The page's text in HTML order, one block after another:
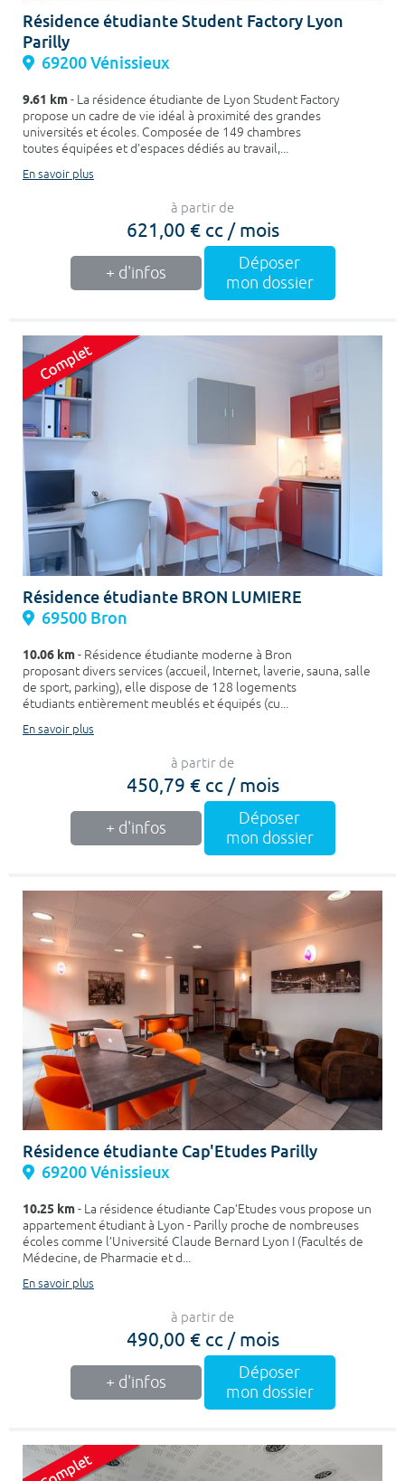
Résidence étudiante Student Factory Lyon
Parilly
69200 Vénissieux
9.61 km- La résidence étudiante de Lyon Student Factory
propose un cadre de vie idéal à proximité des grandes
universités et écoles. Composée de 149 chambres
toutes équipées et d'espaces dédiés au travail,...
En savoir plus
à partir de
621,00 € cc / mois
+ d'infos
Déposer
mon dossier
Résidence étudiante BRON LUMIERE
69500 Bron
10.06 km- Résidence étudiante moderne à Bron
proposant divers services (accueil, Internet, laverie, sauna, salle
de sport, parking), elle dispose de 128 logements
étudiants entièrement meublés et équipés (cu...
En savoir plus
à partir de
450,79 € cc / mois
+ d'infos
Déposer
mon dossier
Résidence étudiante Cap'Etudes Parilly
69200 Vénissieux
10.25 km- La résidence étudiante Cap’Etudes vous propose un
appartement étudiant à Lyon - Parilly proche de nombreuses
écoles comme l’Université Claude Bernard Lyon I (Facultés de
Médecine, de Pharmacie et d...
En savoir plus
à partir de
490,00 € cc / mois
+ d'infos
Déposer
mon dossier